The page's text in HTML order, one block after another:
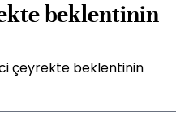
beklentinin
çeyrekte beklentinin